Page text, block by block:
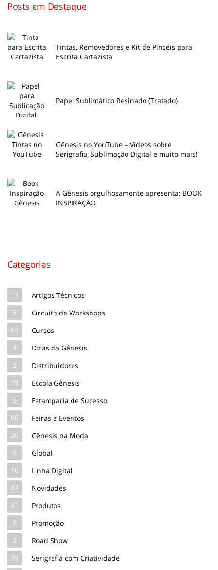
Posts em Destaque
Tintas, Removedores e Kit de Pincéis para
Escrita Cartazista
Papel Sublimático Resinado (Tratado)
Gênesis no YouTube – Vídeos sobre
Serigrafia, Sublimação Digital e muito mais!
A Gênesis orgulhosamente apresenta: BOOK
INSPIRAÇÃO
Categorias
13
Artigos Técnicos
5
Circuito de Workshops
62
Cursos
4
Dicas da Gênesis
3
Distribuidores
75
Escola Gênesis
5
Estamparia de Sucesso
66
Feiras e Eventos
26
Gênesis na Moda
6
Global
16
Linha Digital
87
Novidades
41
Produtos
6
Promoção
3
Road Show
35
Serigrafia com Criatividade